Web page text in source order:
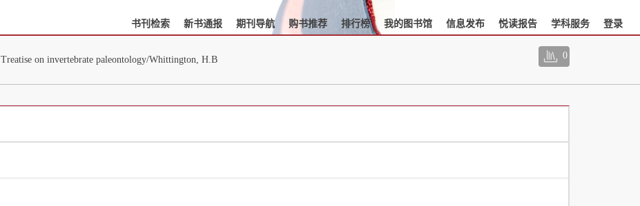
书刊检索 新书通报 期刊导航 购书推荐 排行榜 我的图书馆 信息发布 悦读报告 学科服务 登录
Treatise on invertebrate paleontology/Whittington, H.B 0